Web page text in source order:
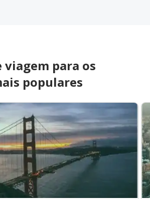
viagem para os
populares